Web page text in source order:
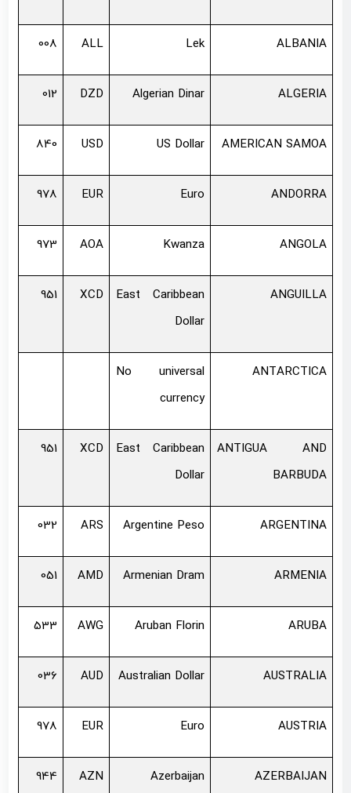
ALBANIA
Lek
ALL
008
ALGERIA
Algerian Dinar
DZD
012
AMERICAN SAMOA
US Dollar
USD
840
ANDORRA
Euro
EUR
978
ANGOLA
Kwanza
AOA
973
ANGUILLA
East Caribbean
Dollar
XCD
951
ANTARCTICA
No universal
currency
ANTIGUA AND
BARBUDA
East Caribbean
Dollar
XCD
951
ARGENTINA
Argentine Peso
ARS
032
ARMENIA
Armenian Dram
AMD
051
ARUBA
Aruban Florin
AWG
533
AUSTRALIA
Australian Dollar
AUD
036
AUSTRIA
Euro
EUR
978
AZERBAIJAN
Azerbaijan
AZN
944